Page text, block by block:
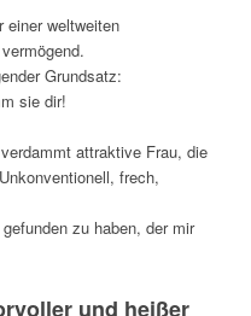
einer weltweiten
Grundsatz:
sie dir!
attraktive Frau, die
frech,
zu haben, der mir
und heißer